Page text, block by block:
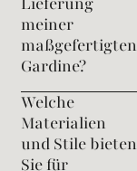
meiner
maßgefertigten
Gardine?
Welche
Materialien
und Stile bieten
Sie für